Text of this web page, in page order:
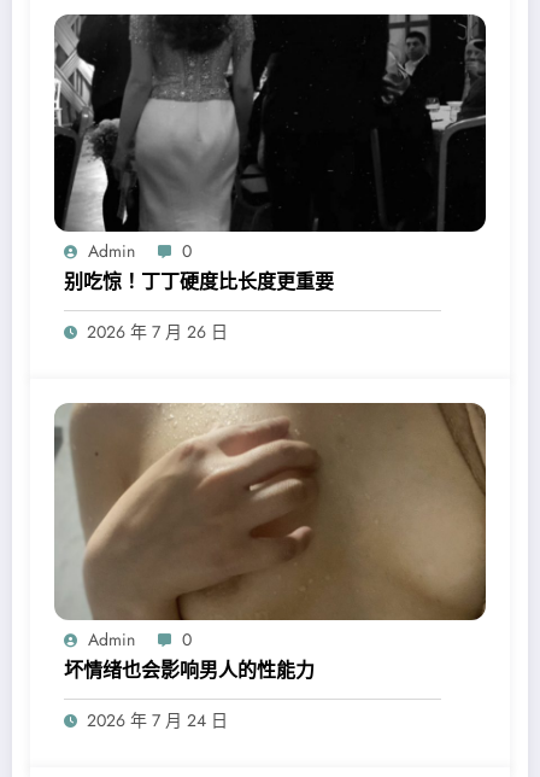
Admin 0
别吃惊！丁丁硬度比长度更重要
2026 年 7 月 26 日
Admin 0
坏情绪也会影响男人的性能力
2026 年 7 月 24 日